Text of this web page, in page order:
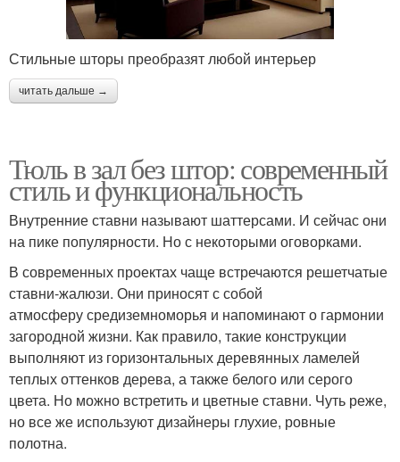
Стильные шторы преобразят любой интерьер
читать дальше →
Тюль в зал без штор: современный
стиль и функциональность
Внутренние ставни называют шаттерсами. И сейчас они
на пике популярности. Но с некоторыми оговорками.
В современных проектах чаще встречаются решетчатые
ставни-жалюзи. Они приносят с собой
атмосферу средиземноморья и напоминают о гармонии
загородной жизни. Как правило, такие конструкции
выполняют из горизонтальных деревянных ламелей
теплых оттенков дерева, а также белого или серого
цвета. Но можно встретить и цветные ставни. Чуть реже,
но все же используют дизайнеры глухие, ровные
полотна.